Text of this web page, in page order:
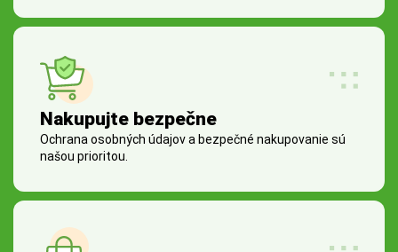
Nakupujte bezpečne
Ochrana osobných údajov a bezpečné nakupovanie sú
našou prioritou.